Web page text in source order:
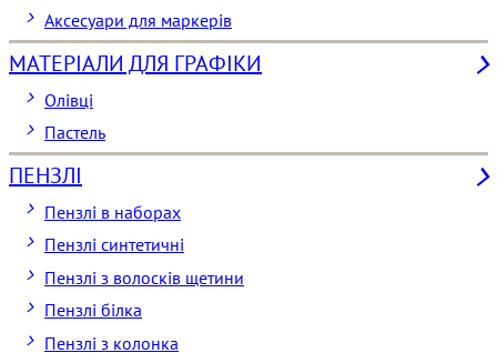
Аксесуари для маркерів
МАТЕРІАЛИ ДЛЯ ГРАФІКИ
Олівці
Пастель
ПЕНЗЛІ
Пензлі в наборах
Пензлі синтетичні
Пензлі з волосків щетини
Пензлі білка
Пензлі з колонка